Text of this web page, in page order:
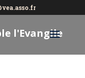
l'Evangile